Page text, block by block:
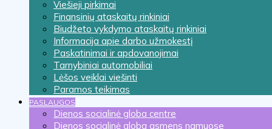
Viešieji pirkimai
Finansinių ataskaitų rinkiniai
Biudžeto vykdymo ataskaitų rinkiniai
Informacija apie darbo užmokestį
Paskatinimai ir apdovanojimai
Tarnybiniai automobiliai
Lėšos veiklai viešinti
Paramos teikimas
PASLAUGOS
Dienos socialinė globa centre
Dienos socialinė globa asmens namuose